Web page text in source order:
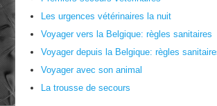
Les urgences vétérinaires la nuit
Voyager vers la Belgique: règles sanitaires
Voyager depuis la Belgique: règles
Voyager avec son animal
La trousse de secours